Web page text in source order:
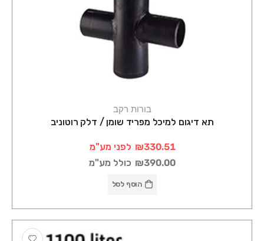
בורות רקב
תא דיגום למיכל מפריד שומן / דלק רוטוניב
₪330.51 לפני מע"מ
₪390.00 כולל מע"מ
הוסף לסל